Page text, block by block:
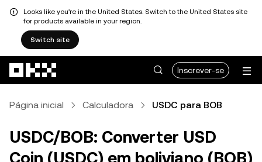
Looks like you're in the United States. Switch to the United States site
for products available in your region.
Switch site
Inscrever-se
Página inicial Calculadora USDC para BOB
USDC/BOB: Converter USD
Coin (USDC) em boliviano (BOB)